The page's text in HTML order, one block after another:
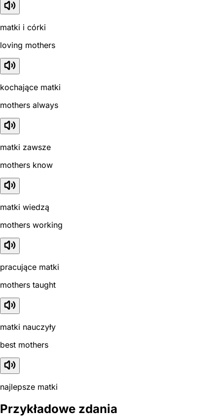
matki i córki
loving mothers
kochające matki
mothers always
matki zawsze
mothers know
matki wiedzą
mothers working
pracujące matki
mothers taught
matki nauczyły
best mothers
najlepsze matki
Przykładowe zdania